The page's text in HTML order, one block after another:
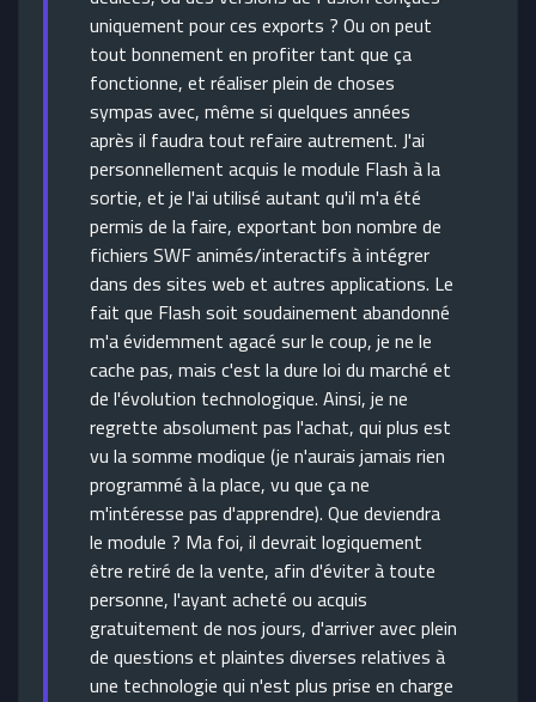
uniquement pour ces exports ? Ou on peut
tout bonnement en profiter tant que ça
fonctionne, et réaliser plein de choses
sympas avec, même si quelques années
après il faudra tout refaire autrement. J'ai
personnellement acquis le module Flash à la
sortie, et je l'ai utilisé autant qu'il m'a été
permis de la faire, exportant bon nombre de
fichiers SWF animés/interactifs à intégrer
dans des sites web et autres applications. Le
fait que Flash soit soudainement abandonné
m'a évidemment agacé sur le coup, je ne le
cache pas, mais c'est la dure loi du marché et
de l'évolution technologique. Ainsi, je ne
regrette absolument pas l'achat, qui plus est
vu la somme modique (je n'aurais jamais rien
programmé à la place, vu que ça ne
m'intéresse pas d'apprendre). Que deviendra
le module ? Ma foi, il devrait logiquement
être retiré de la vente, afin d'éviter à toute
personne, l'ayant acheté ou acquis
gratuitement de nos jours, d'arriver avec plein
de questions et plaintes diverses relatives à
une technologie qui n'est plus prise en charge